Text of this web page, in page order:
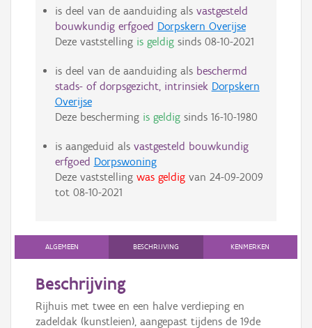
is deel van de aanduiding als vastgesteld
bouwkundig erfgoed Dorpskern Overijse
Deze vaststelling is geldigsinds 08-10-2021
is deel van de aanduiding als beschermd
stads- of dorpsgezicht, intrinsiek Dorpskern
Overijse
Deze bescherming is geldigsinds 16-10-1980
is aangeduid als vastgesteld bouwkundig
erfgoed Dorpswoning
Deze vaststelling was geldigvan 24-09-2009
tot 08-10-2021
ALGEMEEN BESCHRIJVING KENMERKEN
Beschrijving
Rijhuis met twee en een halve verdieping en
zadeldak (kunstleien), aangepast tijdens de 19de